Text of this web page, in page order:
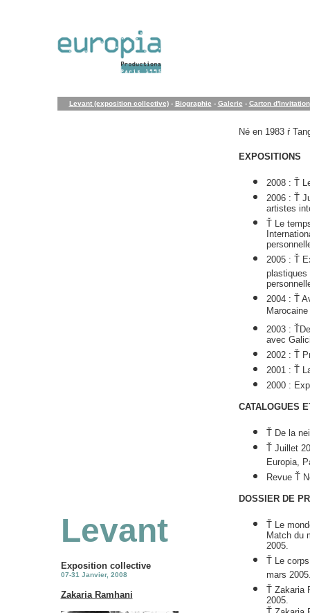
Levant (exposition collective)- Biographie - Galerie - Carton d'Invitation
Levant
Exposition collective
07-31 Janvier, 2008
Zakaria Ramhani
Né en 1983 ŕ
EXPOSITIONS
2008 : Ť
2006 : Ť
artistes
Ť Le
2005 : Ť
plastiques
2004 : Ť
2003 :
avec
2002 : Ť
2001 : Ť
2000 :
CATALOGUES
Ť De la
Ť Juillet
Europia,
Revue Ť
DOSSIER DE
Ť Le
Match du
2005.
Ť Le
mars
Ť Zakaria
2005.